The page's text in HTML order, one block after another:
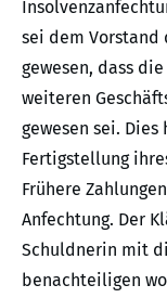
sei dem
gewesen, dass
weiteren
gewesen sei.
Fertigstellung
Frühere
Anfechtung. Der
Schuldnerin mit
benachteiligen